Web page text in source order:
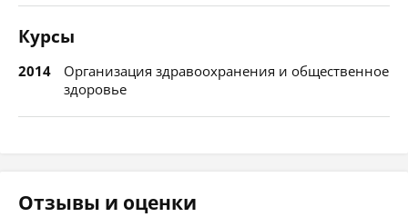
Курсы
2014
Организация здравоохранения и общественное
здоровье
Отзывы и оценки